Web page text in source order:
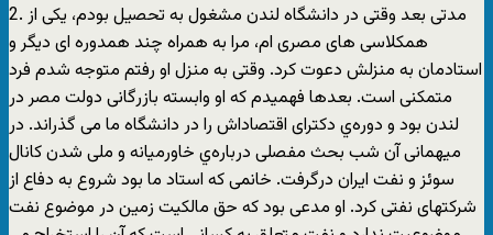
2. مدتی بعد وقتی در دانشگاه لندن مشغول به تحصیل بودم، یکی از
همکلاسی های مصری ام، مرا به همراه چند همدوره ای دیگر و
استادمان به منزلش دعوت کرد. وقتی به منزل او رفتم متوجه شدم فرد
متمکنی است. بعدها فهمیدم که او وابسته بازرگانی دولت مصر در
لندن بود و دوره‌ي دکترای اقتصاداش را در دانشگاه ما می گذراند. در
میهمانی آن شب بحث مفصلی درباره‌ي خاورمیانه و ملی شدن کانال
سوئز و نفت ایران درگرفت. خانمی که استاد ما بود شروع به دفاع از
شرکتهای نفتی کرد. او مدعی بود که حق مالکیت زمین در موضوع نفت